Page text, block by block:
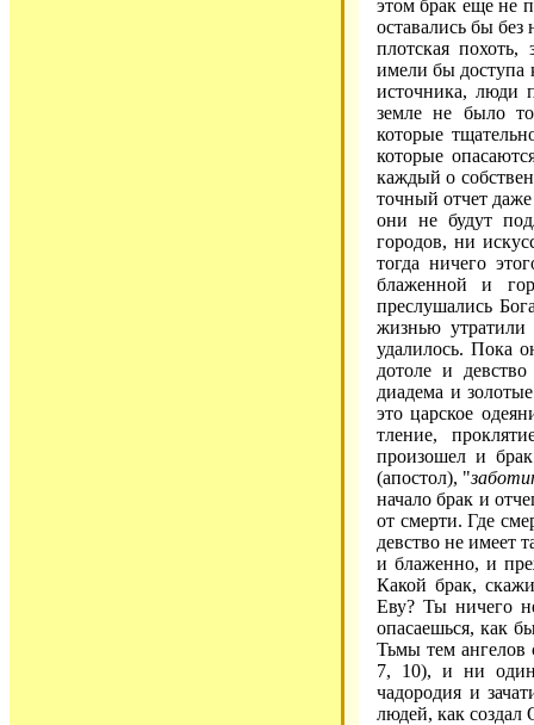
этом брак еще не
оставались бы
плотская похоть,
имели бы доступа
источника, люди
земле не было
которые
которые
каждый о
точный отчет
они не будут
городов, ни
тогда ничего
блаженной и
преслушались
жизнью
удалилось. Пока
дотоле и
диадема и
это царское
тление,
произошел и
(апостол), "
начало брак и
от смерти. Где
девство не имеет
и блаженно, и
Какой брак,
Еву? Ты ничего
опасаешься, как
Тьмы тем ангелов
7, 10), и ни один
чадородия и
людей, как